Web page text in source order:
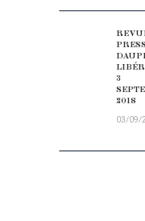
3
2018
03/09/